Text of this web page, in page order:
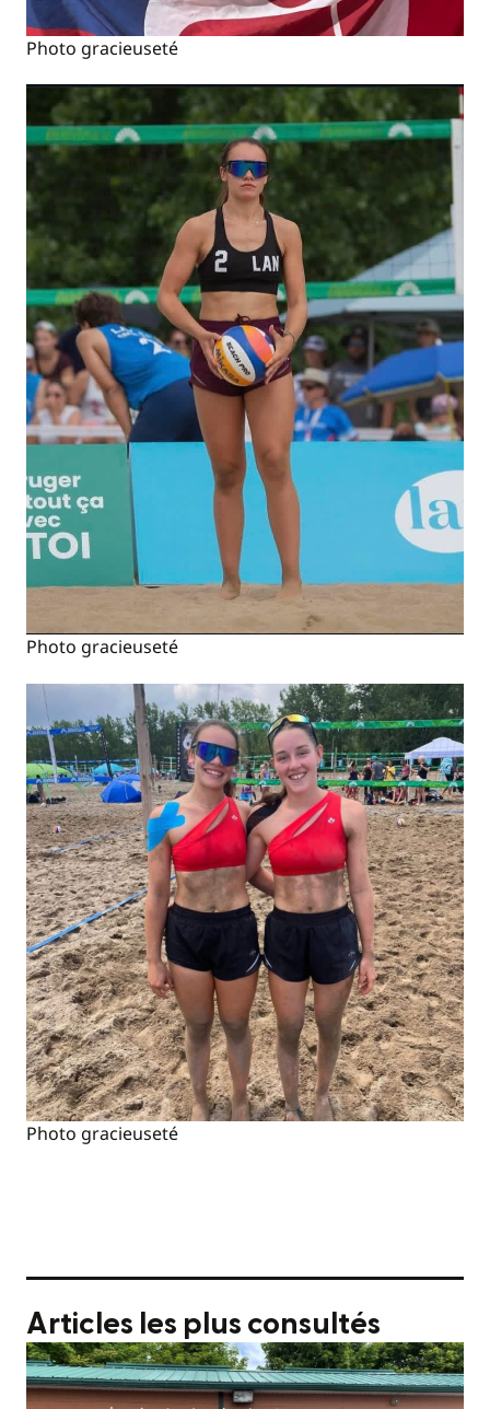
Photo gracieuseté
Photo gracieuseté
Photo gracieuseté
Articles les plus consultés